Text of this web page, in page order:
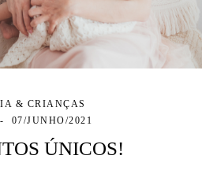
& CRIANÇAS
07/JUNHO/2021
ÚNICOS!